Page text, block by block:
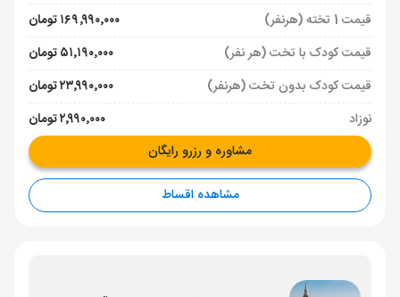
قیمت 1 تخته (هرنفر)
۱۶۹٬۹۹۰٬۰۰۰ تومان
قیمت کودک با تخت (هر نفر)
۵۱٬۱۹۰٬۰۰۰ تومان
قیمت کودک بدون تخت (هرنفر)
۲۳٬۹۹۰٬۰۰۰ تومان
نوزاد
۲٬۹۹۰٬۰۰۰ تومان
مشاوره و رزرو رایگان
مشاهده اقساط